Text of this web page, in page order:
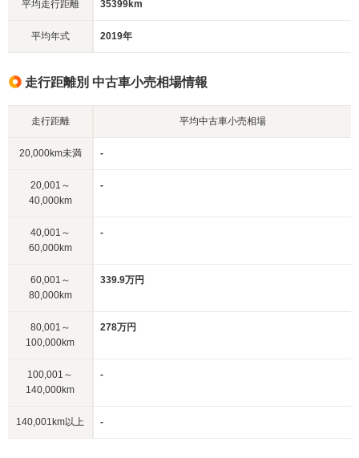
平均走行距離 35399km
平均年式 2019年
走行距離別 中古車小売相場情報
走行距離 平均中古車小売相場
20,000km未満 -
20,001～
40,000km
-
40,001～
60,000km
-
60,001～
80,000km
339.9万円
80,001～
100,000km
278万円
100,001～
140,000km
-
140,001km以上 -